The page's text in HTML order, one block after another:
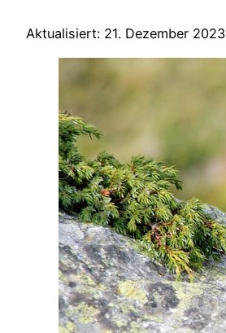
Aktualisiert: 21. Dezember 2023